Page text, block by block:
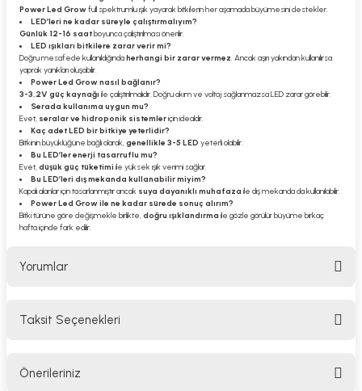
Power Led Growfull spektrumlu ışık yayarak bitkilerin her aşamada büyümesini destekler.
LED’leri ne kadar süreyle çalıştırmalıyım?
Günlük 12-16 saatboyunca çalıştırılması önerilir.
LED ışıkları bitkilere zarar verir mi?
Doğru mesafede kullanıldığındaherhangi bir zarar vermez. Ancak aşırı yakından kullanılırsa
yaprak yanıkları oluşabilir.
Power Led Grow nasıl bağlanır?
3-3,2V güç kaynağı ile çalıştırılmalıdır. Doğru akım ve voltaj sağlanmazsa LED zarar görebilir.
Serada kullanıma uygun mu?
Evet, seralar ve hidroponik sistemleriçin idealdir.
Kaç adet LED bir bitkiye yeterlidir?
Bitkinin büyüklüğüne bağlı olarak,genellikle 3-5 LED yeterli olabilir.
Bu LED’ler enerji tasarruflu mu?
Evet,düşük güç tüketimi ile yüksek ışık verimi sağlar.
Bu LED’leri dış mekanda kullanabilir miyim?
Kapalı alanlar için tasarlanmıştır ancak suya dayanıklı muhafaza ile dış mekanda da kullanılabilir.
Power Led Grow ile ne kadar sürede sonuç alırım?
Bitki türüne göre değişmekle birlikte,doğru ışıklandırma ile gözle görülür büyüme birkaç
hafta içinde fark edilir.
Yorumlar
Taksit Seçenekleri
Önerileriniz